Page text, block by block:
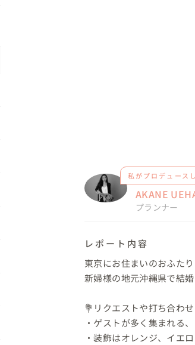
私がプロデュース
AKANE
プランナー
レポート内容
東京にお住まいのおふたり
新婦様の地元沖縄県で結
💐リクエストや打ち合わせ
・ゲストが多く集まれる
・装飾はオレンジ、イエ